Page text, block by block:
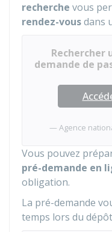
recherche vous
rendez-vousdans
Rechercher
demande de
Agence
Vous pouvez
pré-demande en
obligation.
La pré-demande
temps lors du